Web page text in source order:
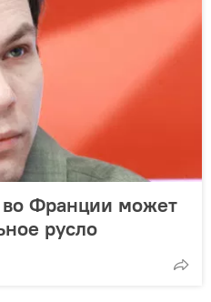
во Франции может
русло